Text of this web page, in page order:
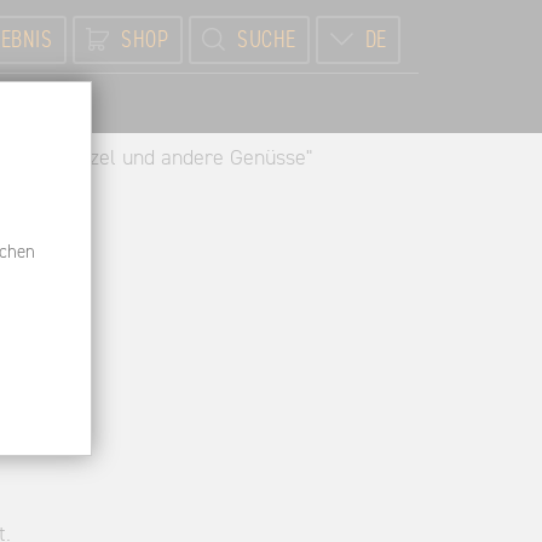
SHOP SUCHE DE
und andere Genüsse"